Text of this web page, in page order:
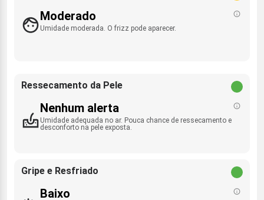
Moderado
Umidade moderada. O frizz pode aparecer.
Ressecamento da Pele
Nenhum alerta
Umidade adequada no ar. Pouca chance de ressecamento e
desconforto na pele exposta.
Gripe e Resfriado
Baixo